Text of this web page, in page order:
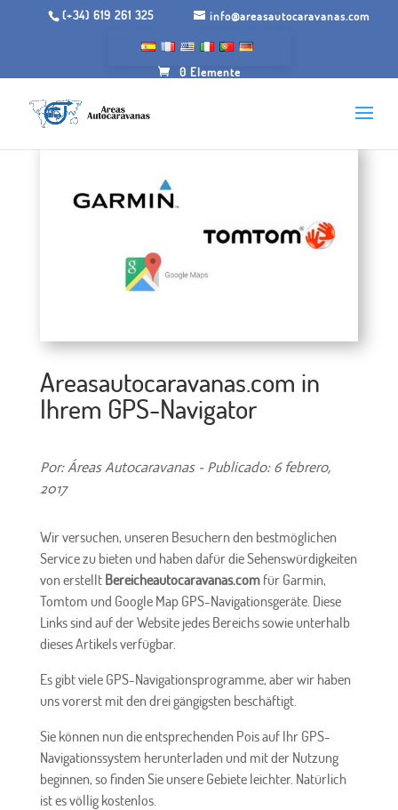
(+34) 619 261 325 info@areasautocaravanas.com
0 Elemente
Areasautocaravanas.com in
Ihrem GPS-Navigator
Por: Áreas Autocaravanas - Publicado: 6 febrero,
2017
Wir versuchen, unseren Besuchern den bestmöglichen
Service zu bieten und haben dafür die Sehenswürdigkeiten
von erstellt Bereicheautocaravanas.comfür Garmin,
Tomtom und Google Map GPS-Navigationsgeräte. Diese
Links sind auf der Website jedes Bereichs sowie unterhalb
dieses Artikels verfügbar.
Es gibt viele GPS-Navigationsprogramme, aber wir haben
uns vorerst mit den drei gängigsten beschäftigt.
Sie können nun die entsprechenden Pois auf Ihr GPS-
Navigationssystem herunterladen und mit der Nutzung
beginnen, so finden Sie unsere Gebiete leichter. Natürlich
ist es völlig kostenlos.